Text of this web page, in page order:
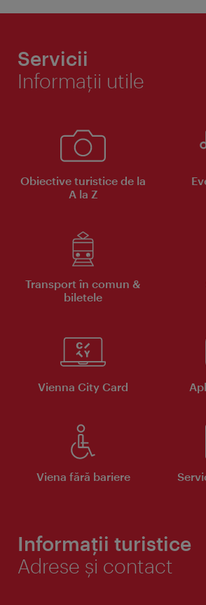
Servicii
Informaţii utile
Obiective turistice de la
A la Z
Transport în comun &
biletele
Vienna City Card
Viena fără bariere
Informații turistice
Adrese și contact